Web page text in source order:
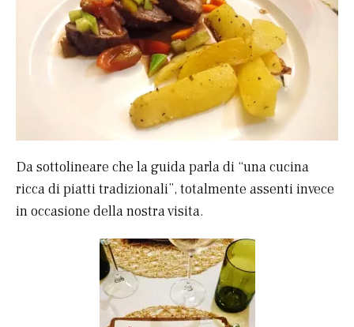
Da sottolineare che la guida parla di “una cucina
ricca di piatti tradizionali”, totalmente assenti invece
in occasione della nostra visita.